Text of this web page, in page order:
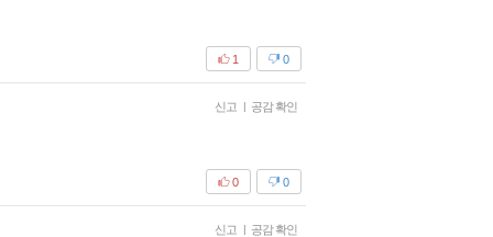
0
1
신고 | 공감 확인
0
0
신고 | 공감 확인